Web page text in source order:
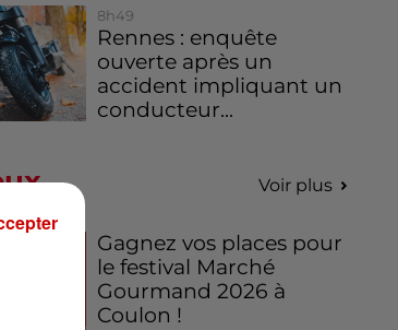
8h49
Rennes : enquête
ouverte après un
accident impliquant un
conducteur...
Voir plus
Gagnez vos places pour
le festival Marché
Gourmand 2026 à
Coulon !